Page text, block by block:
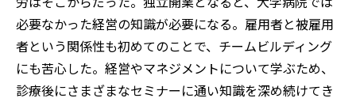
必要なかった経営の知識が必要になる。雇用者と被雇用
者という関係性も初めてのことで、チームビルディング
にも苦心した。経営やマネジメントについて学ぶため、
診療後にさまざまなセミナーに通い知識を深め続けてき